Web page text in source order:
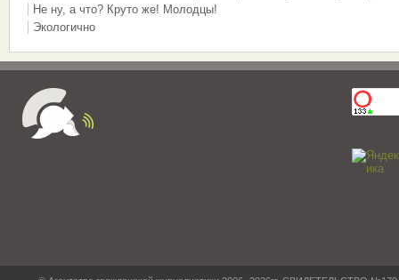
Не ну, а что? Круто же! Молодцы!
Экологично